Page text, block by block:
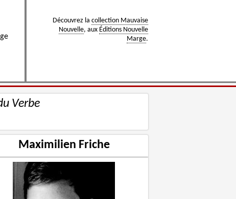
Découvrez la collection Mauvaise
Nouvelle, aux Éditions Nouvelle
Marge.
Verbe
Maximilien Friche